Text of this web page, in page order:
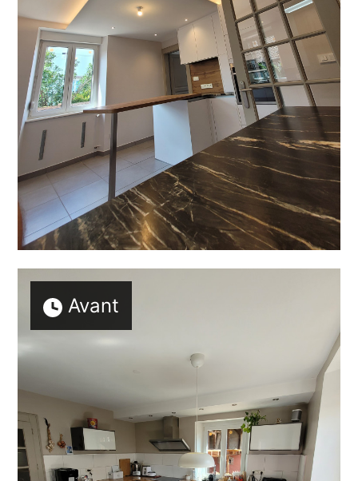
Lignes Intérieures
Qui sommes-nous ?
Coaching Déco
Architecture d'intérieure
Courtage de cuisine
Nous contacter
Avant